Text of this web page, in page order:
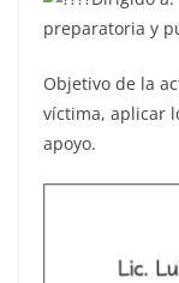
preparatoria y
Objetivo de la
víctima, aplicar
apoyo.